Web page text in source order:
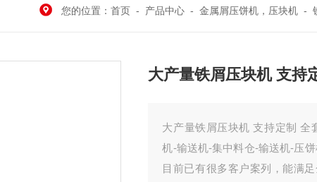
您的位置：首页 - 产品中心 -金属屑压饼机，压块机 -
大产量铁屑压块机 支持
大产量铁屑压块机 支持定制 全
机-输送机-集中料仓-输送机-压
目前已有很多客户案列，能满